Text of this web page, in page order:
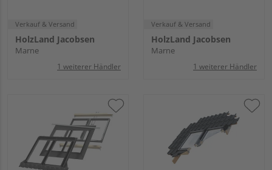
Verkauf & Versand
HolzLand Jacobsen
Marne
1 weiterer Händler
Verkauf & Versand
HolzLand Jacobsen
Marne
1 weiterer Händler